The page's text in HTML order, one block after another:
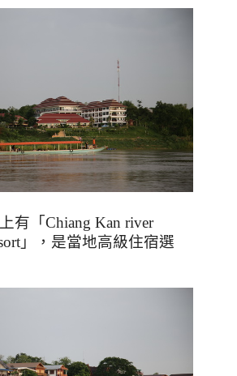
有「 Chiang Kan river
」，是當地高級住宿選